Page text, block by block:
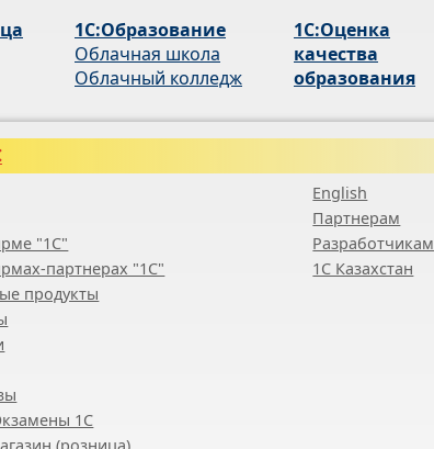
1С:Образование
Облачная школа
Облачный колледж
1С:Оценка
качества
образования
"1С"
партнерах "1С"
продукты
1С
English
Партнерам
Разработчикам
1С Казахстан